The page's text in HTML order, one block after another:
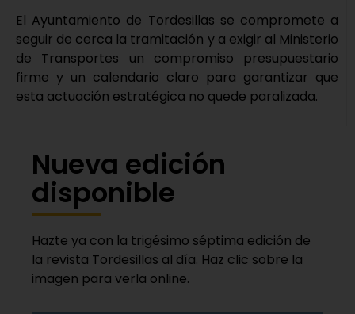
El Ayuntamiento de Tordesillas se compromete a
seguir de cerca la tramitación y a exigir al Ministerio
de Transportes un compromiso presupuestario
firme y un calendario claro para garantizar que
esta actuación estratégica no quede paralizada.
Nueva edición
disponible
Hazte ya con la trigésimo séptima edición de
la revista Tordesillas al día. Haz clic sobre la
imagen para verla online.